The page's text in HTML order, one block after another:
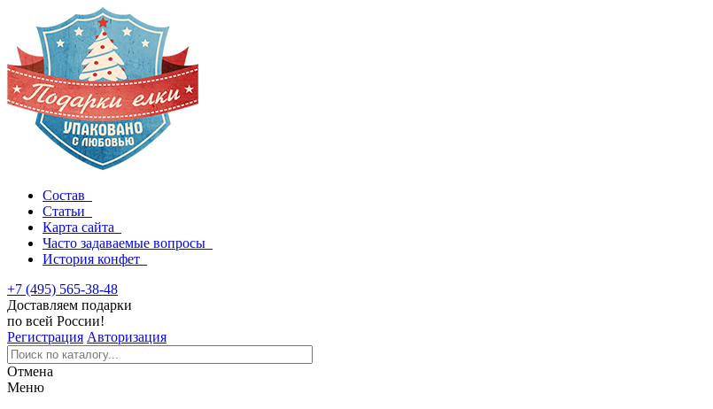
Состав
Статьи
Карта сайта
Часто задаваемые вопросы
История конфет
+7 (495) 565-38-48
Доставляем подарки
по всей России!
Регистрация Авторизация
Отмена
Меню